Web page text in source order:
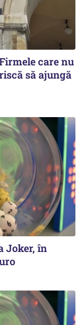
care nu
să ajungă
Joker, în